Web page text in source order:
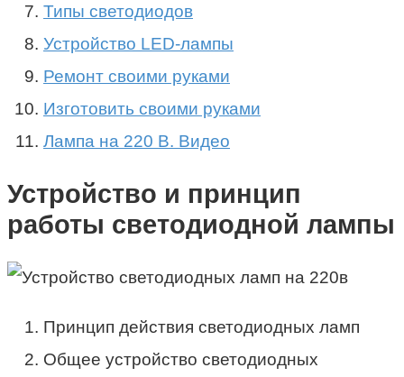
Типы светодиодов
Устройство LED-лампы
Ремонт своими руками
Изготовить своими руками
Лампа на 220 В. Видео
Устройство и принцип
работы светодиодной лампы
Принцип действия светодиодных ламп
Общее устройство светодиодных